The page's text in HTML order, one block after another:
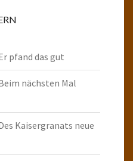
pfand das gut
nächsten Mal
Kaisergranats neue